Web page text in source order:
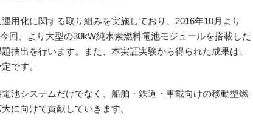
用化に関する取り組みを実施しており、2016年10月より
回、より大型の30kW純水素燃料電池モジュールを搭載した
抽出を行います。また、本実証実験から得られた成果は、
です。
池システムだけでなく、船舶・鉄道・車載向けの移動型燃
に向けて貢献していきます。